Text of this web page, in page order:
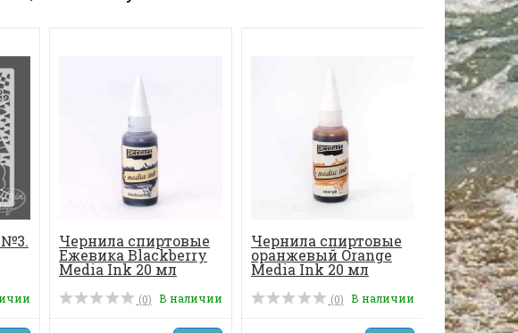
№3. Чернила спиртовые
Ежевика Blackberry
Media Ink 20 мл
(0) В наличии
Чернила спиртовые
оранжевый Orange
Media Ink 20 мл
(0) В наличии
ФОРМА
МЯГКИХ
ПАСТ